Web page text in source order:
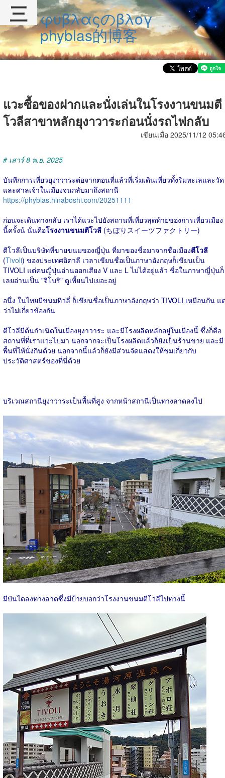
φυβλαςのβλογ
phyblas的博客
แวะซื้อของฝากและนั่งเล่นในโรงงานขนมตี
โวลีสาขาหลักยุงาวาระก่อนนั่งรถไฟกลับ
เขียนเมื่อ 2025/11/12
# เสาร์ 8 พ.ย. 2025
บันทีกการเที่ยวยุงาวาระต่อจากตอนที่แล้วที่เริ่มเดินเที่ยวทั้งริมทะเลและวัด
และศาลเจ้าในเมืองจนกลับมาถึงสถานี
https://phyblas.hinaboshi.com/20251111
ก่อนจะเดินทางกลับ เราได้แวะไปยังสถานที่เที่ยวสุดท้ายของการเที่ยวเมือง
นี้ครั้งน้ นั่นคือโรงงานขนมตีโวลี (ちぼりスイーツファクトリー)
ตีโวลีเป็นบริษัทที่ขายขนมของญี่ปุ่น ที่มาของชื่อมาจากชื่อเมืองตีโวลี
(Tivoli) ของประเทศอิตาลี เวลาเขียนชื่อเป็นภาษาอังกฤษก็เขียนเป็น
TIVOLI แต่คนญี่ปุ่นอ่านออกเสียง V และ L ไม่ได้อยู่แล้ว ชื่อในภาษาญี่ปุ่นก็
เลยอ่านเป็น "จิโบริ" ดูเพี้ยนไปเยอะอยู่
อนึ่ง ในไทยมีขนมทิวลี่ ก็เขียนชื่อเป็นภาษาอังกฤษว่า TIVOLI เหมือนกัน แ
ว่าไม่เกี่ยวข้องกัน
ตีโวลีมีต้นกำเนิดในเมืองยุงาวาระ และมีโรงผลิตหลักอยู่ในเมืองนี้ ซึ่งก็คือ
สถานที่ที่เราแวะไปมา นอกจากจะเป็นโรงผลิตแล้วก็ยังเป็นร้านขาย และมี
พื้นที่ให้นั่งกินด้วย นอกจากนี้แล้วก็ยังมีส่วนจัดแสดงให้ชมเกี่ยวกับ
ประวัติศาสตร์ของที่นี่ด้วย
บริเวณสถานียุงาวาระเป็นพื้นที่สูง จากหน้าสถานีเป็นทางลาดลงไป
มีบันไดลงทางลาดซึ่งมีป้ายบอกว่าโรงงานขนมตีโวลีไปทางนี้
三